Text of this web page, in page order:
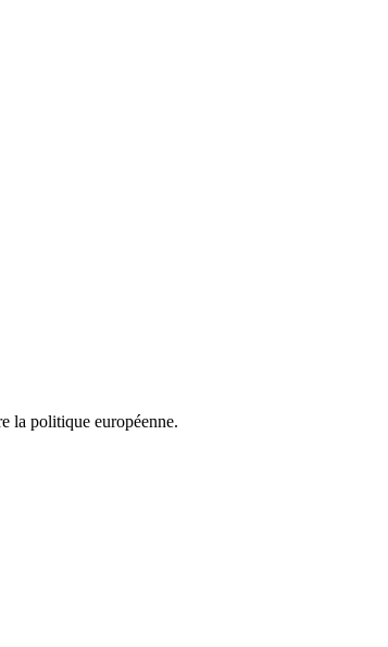
la politique européenne.